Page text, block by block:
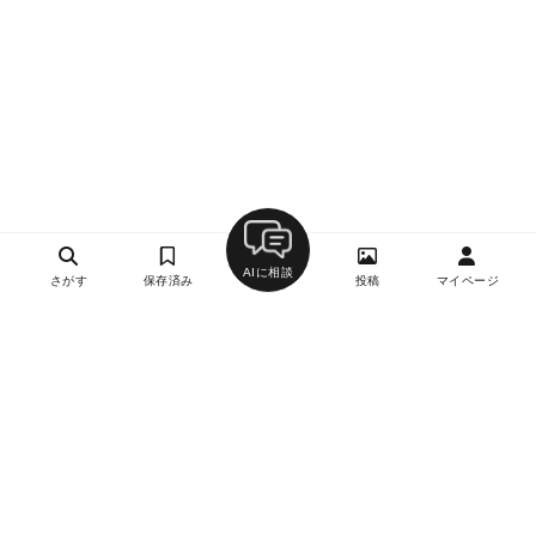
さがす 保存済み
AIに相談
投稿 マイページ